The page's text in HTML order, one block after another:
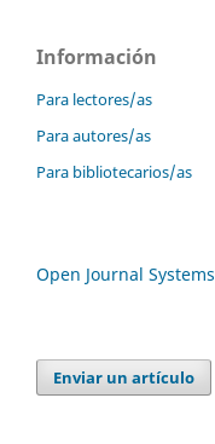
Información
Para lectores/as
Para autores/as
Para bibliotecarios/as
Open Journal Systems
Enviar un artículo